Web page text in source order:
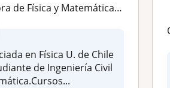
y Matemáticas para cursos de nivel Universitario
en Física U. de Chile
de Ingeniería Civil